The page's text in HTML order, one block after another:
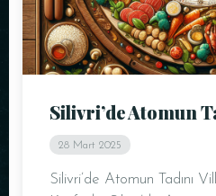
Silivri’de Atomun
28 Mart 2025
Silivri’de Atomun Tadını